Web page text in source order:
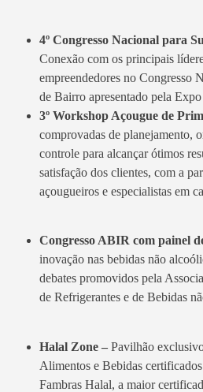
4º Congresso Nacional para
Conexão com os principais
empreendedores no Congresso
de Bairro apresentado pela
3º Workshop Açougue de
comprovadas de planejamento,
controle para alcançar ótimos
satisfação dos clientes, com a
açougueiros e especialistas em
Congresso ABIR com painel
inovação nas bebidas não
debates promovidos pela
de Refrigerantes e de Bebidas
Halal Zone – Pavilhão
Alimentos e Bebidas
Fambras Halal, a maior